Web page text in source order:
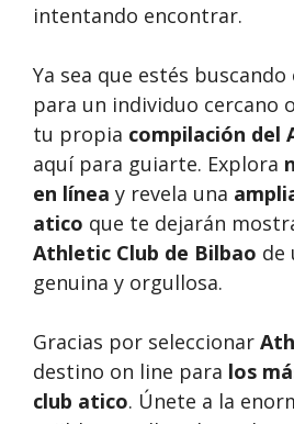
intentando encontrar.
Ya sea que estés
para un individuo cercano
tu propia compilación del
aquí para guiarte. Explora
en línea y revela una
atico que te dejarán
Athletic Club de Bilbao de
genuina y orgullosa.
Gracias por seleccionar
destino on line para los
club atico. Únete a la